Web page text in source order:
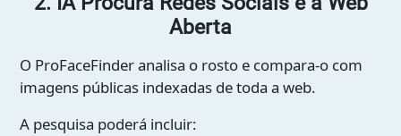
Aberta
O ProFaceFinder analisa o rosto e compara-o com
imagens públicas indexadas de toda a web.
A pesquisa poderá incluir: